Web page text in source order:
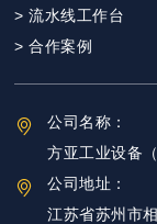
> 流水线工作台
> 合作案例
公司名称：
方亚工业设备
公司地址：
江苏省苏州市